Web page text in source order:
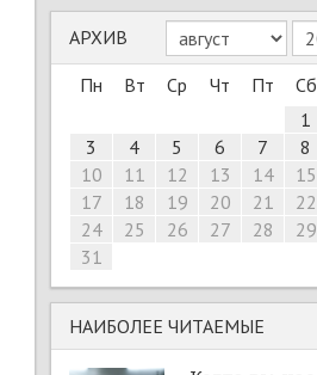
АРХИВ
Пн
Вт Ср Чт Пт Сб
1
3
4 5 6 7 8
10
11 12 13 14 15
17
18 19 20 21 22
24
25 26 27 28 29
31
НАИБОЛЕЕ ЧИТАЕМЫЕ